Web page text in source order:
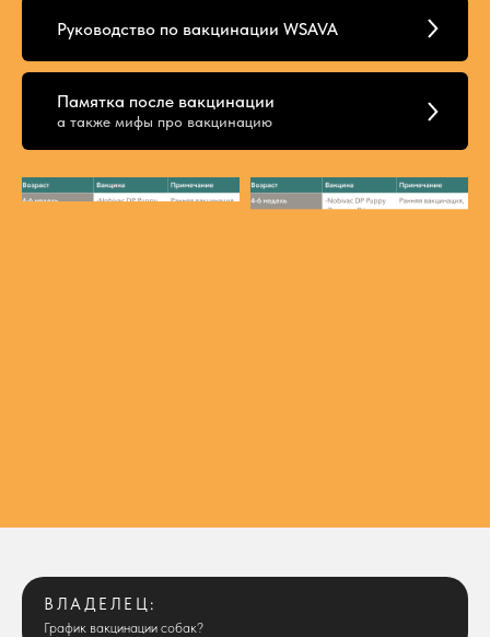
Руководство по вакцинации WSAVA
Памятка после вакцинации
а также мифы про вакцинацию
ВЛАДЕЛЕЦ:
График вакцинации собак?